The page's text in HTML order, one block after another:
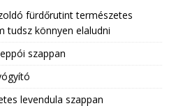
fürdőrutint természetes
tudsz könnyen elaludni
szappan
levendula szappan